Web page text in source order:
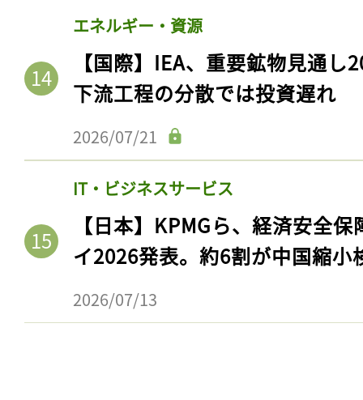
エネルギー・資源
【国際】IEA、重要鉱物見通
下流工程の分散では投資遅れ
2026/07/21
IT・ビジネスサービス
【日本】KPMGら、経済安全
イ2026発表。約6割が中国縮小
2026/07/13